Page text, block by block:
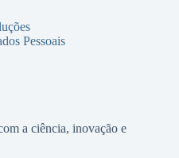
Pessoais
a ciência, inovação e